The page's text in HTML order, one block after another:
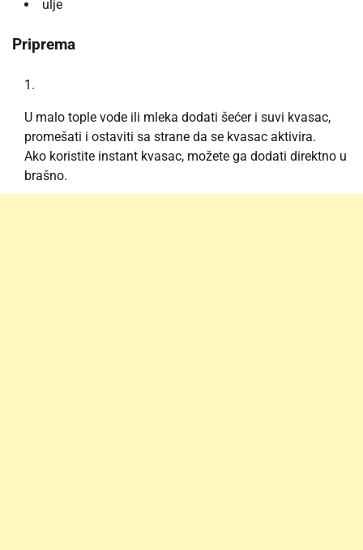
ulje
Priprema
U malo tople vode ili mleka dodati šećer i suvi kvasac,
promešati i ostaviti sa strane da se kvasac aktivira.
Ako koristite instant kvasac, možete ga dodati direktno u
brašno.